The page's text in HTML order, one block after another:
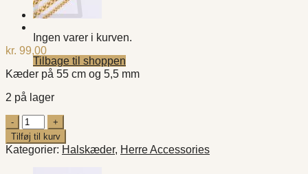
Ingen varer i kurven.
Tilbage til shoppen
kr. 99,00
Kæder på 55 cm og 5,5 mm
2 på lager
Gold
Panser
5,5mm
55cm
Tilføj til kurv
Kategorier: Halskæder, Herre Accessories